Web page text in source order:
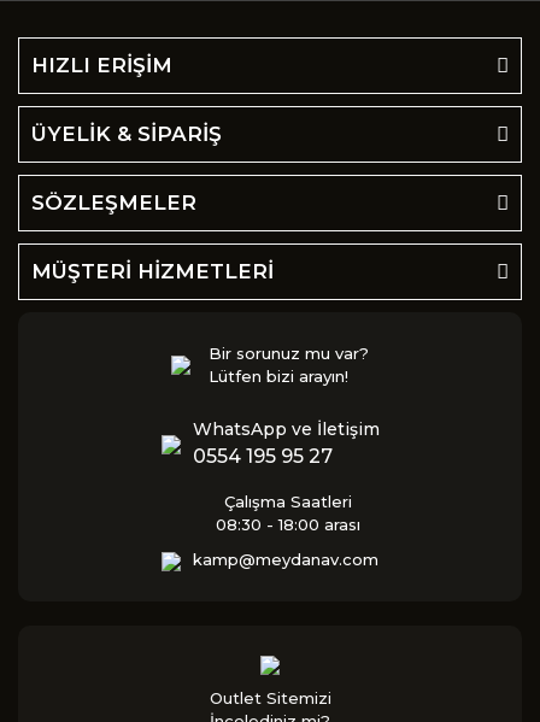
HIZLI ERİŞİM
ÜYELİK & SİPARİŞ
SÖZLEŞMELER
MÜŞTERİ HİZMETLERİ
Bir sorunuz mu var?
Lütfen bizi arayın!
WhatsApp ve İletişim
0554 195 95 27
Çalışma Saatleri
08:30 - 18:00 arası
kamp@meydanav.com
Outlet Sitemizi